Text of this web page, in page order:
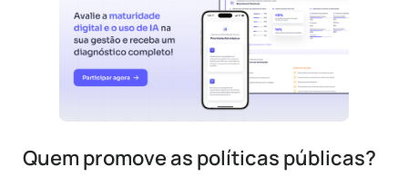
Quem promove as políticas públicas?